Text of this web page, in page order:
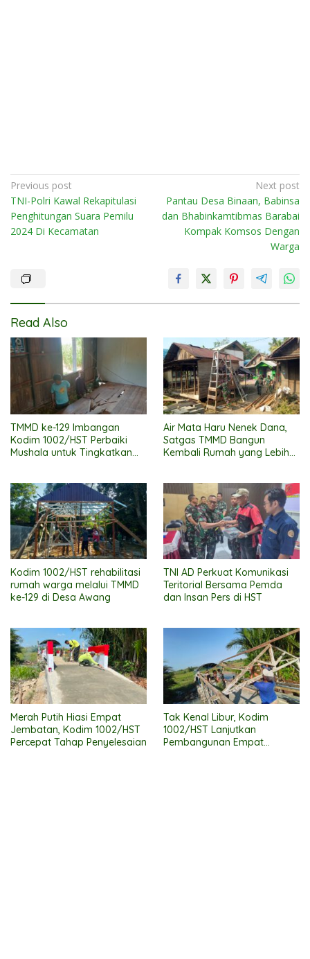
Post
navigation
Previous post
TNI-Polri Kawal Rekapitulasi
Penghitungan Suara Pemilu
2024 Di Kecamatan
Next post
Pantau Desa Binaan, Babinsa
dan Bhabinkamtibmas Barabai
Kompak Komsos Dengan
Warga
Read Also
TMMD ke-129 Imbangan
Kodim 1002/HST Perbaiki
Mushala untuk Tingkatkan
Air Mata Haru Nenek Dana,
Satgas TMMD Bangun
Kembali Rumah yang Lebih
Kodim 1002/HST rehabilitasi
rumah warga melalui TMMD
ke-129 di Desa Awang
TNI AD Perkuat Komunikasi
Teritorial Bersama Pemda
dan Insan Pers di HST
Merah Putih Hiasi Empat
Jembatan, Kodim 1002/HST
Percepat Tahap Penyelesaian
Tak Kenal Libur, Kodim
1002/HST Lanjutkan
Pembangunan Empat